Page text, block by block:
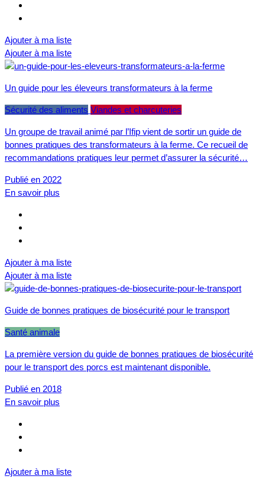
Ajouter à ma liste
Ajouter à ma liste
Un guide pour les éleveurs transformateurs à la ferme
Sécurité des aliments Viandes et charcuteries
Un groupe de travail animé par l’Ifip vient de sortir un guide de
bonnes pratiques des transformateurs à la ferme. Ce recueil de
recommandations pratiques leur permet d’assurer la sécurité…
Publié en 2022
En savoir plus
Ajouter à ma liste
Ajouter à ma liste
Guide de bonnes pratiques de biosécurité pour le transport
Santé animale
La première version du guide de bonnes pratiques de biosécurité
pour le transport des porcs est maintenant disponible.
Publié en 2018
En savoir plus
Ajouter à ma liste